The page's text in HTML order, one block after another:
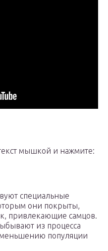
мышкой и нажмите:
специальные
они покрыты,
привлекающие самцов.
из процесса
популяции